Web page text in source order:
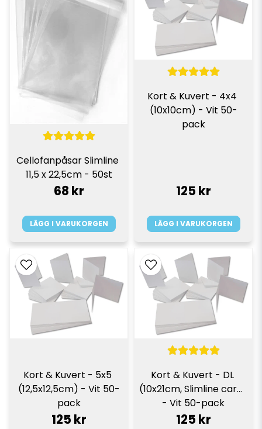
Cellofanpåsar Slimline
11,5 x 22,5cm - 50st
68 kr
LÄGG I VARUKORGEN
Kort & Kuvert - 4x4
(10x10cm) - Vit 50-
pack
125 kr
LÄGG I VARUKORGEN
Kort & Kuvert - 5x5
(12,5x12,5cm) - Vit 50-
pack
125 kr
Kort & Kuvert - DL
(10x21cm, Slimline card)
- Vit 50-pack
125 kr